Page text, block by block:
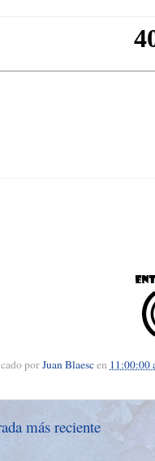
porJuan Blaescen 11:00:00
más reciente